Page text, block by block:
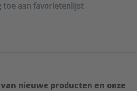
toe aan favorietenlijst
nieuwe producten en onze